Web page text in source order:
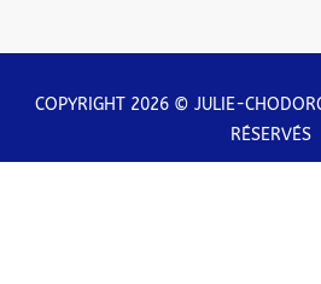
COPYRIGHT 2026 © JULIE-
RÉSERVÉS